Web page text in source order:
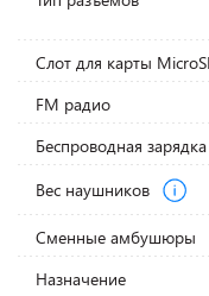
Слот для карты
FM радио
Беспроводная зарядка
Вес наушников
Сменные амбушюры
Назначение